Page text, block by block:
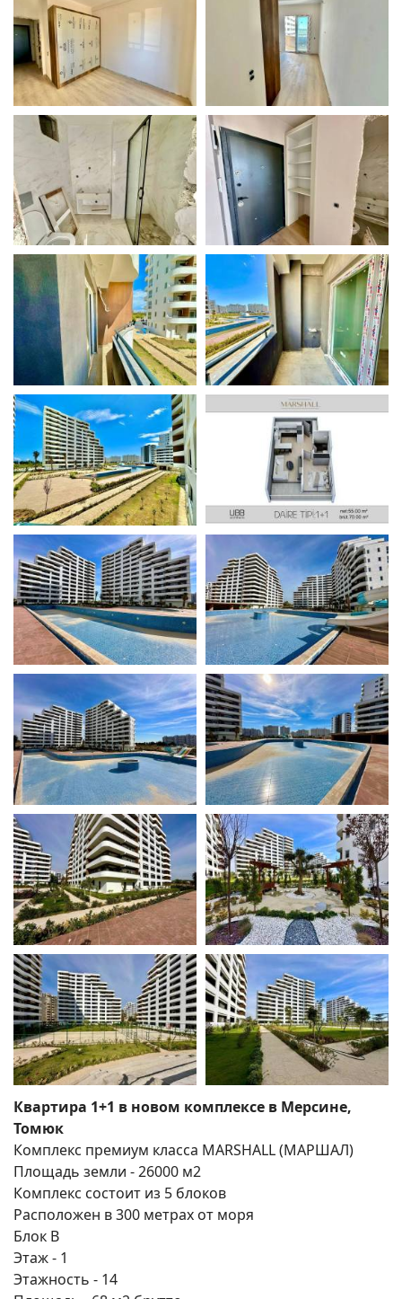
Квартира 1+1 в новом комплексе в Мерсине,
Томюк
Комплекс премиум класса MARSHALL (МАРШАЛ)
Площадь земли - 26000 м2
Комплекс состоит из 5 блоков
Расположен в 300 метрах от моря
Блок В
Этаж - 1
Этажность - 14